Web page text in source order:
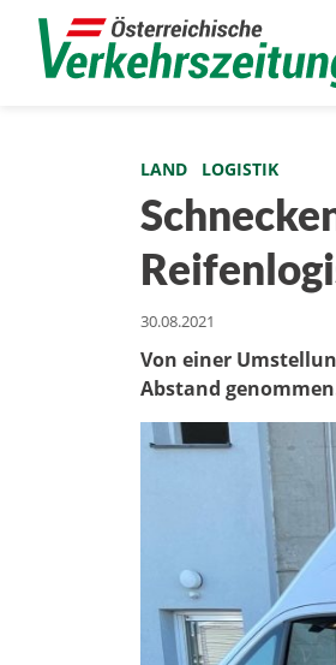
LAND LOGISTIK
30.08.2021
Von einer
Abstand